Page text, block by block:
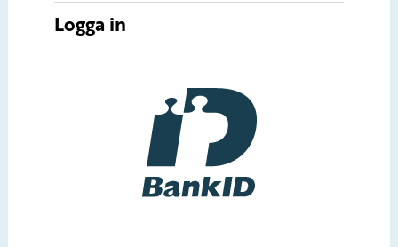
Logga in